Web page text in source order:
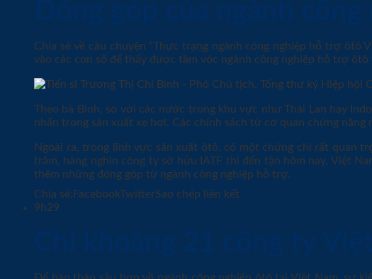
Chia sẻ về câu chuyện “Thực trạng ngành công nghiệp hỗ trợ
vào các con số để thấy được tầm vóc ngành công nghiệp hỗ trợ ôtô
Theo bà Bình, so với các nước trong khu vực như Thái Lan hay
nhấn trong sản xuất xe hơi. Các chính sách từ cơ quan chứng
Ngoài ra, trong lĩnh vực sản xuất ôtô, có một chứng chỉ rất quan
trăm, hàng nghìn công ty sở hữu IATF thì đến tận hôm nay, Việt
thêm những đóng góp từ ngành công nghiệp hỗ trợ.
Chia sẻ: FacebookTwitterSao chép liên kết
9h29